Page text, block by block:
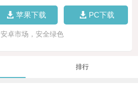
苹果下载 PC下载
安卓市场，安全绿色
排行